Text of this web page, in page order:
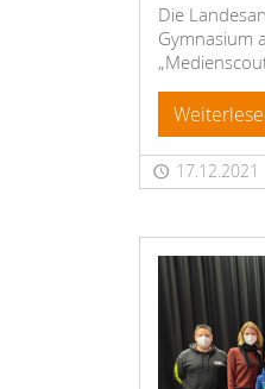
Die
Gymnasium
17.12.2021